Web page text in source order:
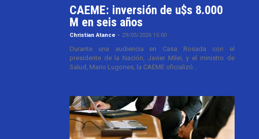
CAEME: inversión de u$s 8.000
M en seis años
Christian Atance - 29/05/2026 15:00
Durante una audiencia en Casa Rosada con el
presidente de la Nación, Javier Milei, y el ministro de
Salud, Mario Lugones, la CAEME oficializó...